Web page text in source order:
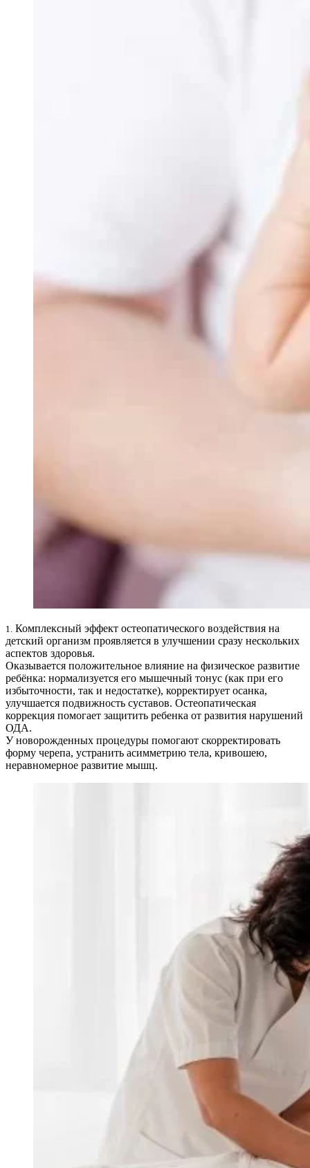
1. Комплексный эффект остеопатического воздействия на
детский организм проявляется в улучшении сразу нескольких
аспектов здоровья.
Оказывается положительное влияние на физическое развитие
ребёнка: нормализуется его мышечный тонус (как при его
избыточности, так и недостатке), корректирует осанка,
улучшается подвижность суставов. Остеопатическая
коррекция помогает защитить ребенка от развития нарушений
ОДА.
У новорожденных процедуры помогают скорректировать
форму черепа, устранить асимметрию тела, кривошею,
неравномерное развитие мышц.